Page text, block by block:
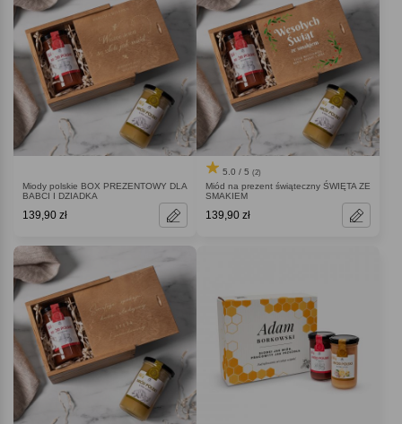
Miody polskie BOX PREZENTOWY DLA
BABCI I DZIADKA
139,90 zł
5.0 / 5 (2)
Miód na prezent świąteczny ŚWIĘTA ZE
SMAKIEM
139,90 zł